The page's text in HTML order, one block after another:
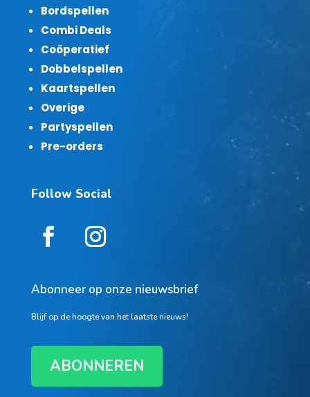
Bordspellen
Combi Deals
Coöperatief
Dobbelspellen
Kaartspellen
Overige
Partyspellen
Pre-orders
Follow Social
Abonneer op onze nieuwsbrief
Blijf op de hoogte van het laatste nieuws!
ABONNEREN